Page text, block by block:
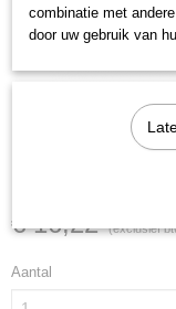
€ 16,22 (exclusief
Aantal
combinatie met
door uw gebruik van